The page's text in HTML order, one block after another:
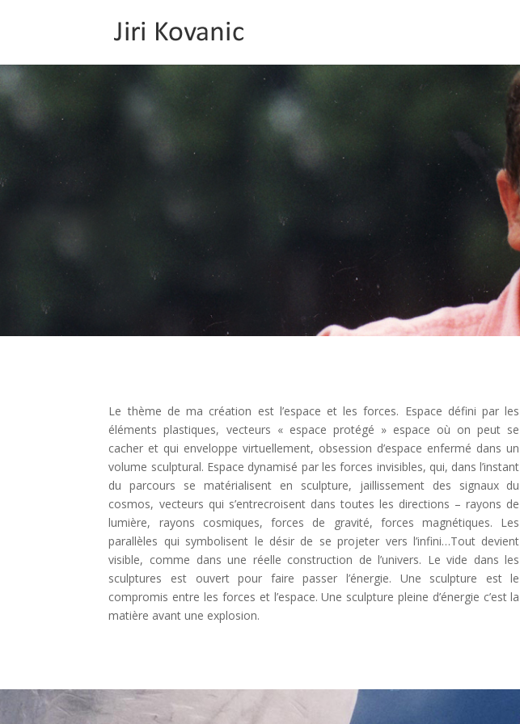
Le thème de ma création est l’espace et les forces. Espace défini par les
éléments plastiques, vecteurs « espace protégé » espace où on peut se
cacher et qui enveloppe virtuellement, obsession d’espace enfermé dans un
volume sculptural. Espace dynamisé par les forces invisibles, qui, dans l’instant
du parcours se matérialisent en sculpture, jaillissement des signaux du
cosmos, vecteurs qui s’entrecroisent dans toutes les directions – rayons de
lumière, rayons cosmiques, forces de gravité, forces magnétiques. Les
parallèles qui symbolisent le désir de se projeter vers l’infini…Tout devient
visible, comme dans une réelle construction de l’univers. Le vide dans les
sculptures est ouvert pour faire passer l’énergie. Une sculpture est le
compromis entre les forces et l’espace. Une sculpture pleine d’énergie c’est la
matière avant une explosion.